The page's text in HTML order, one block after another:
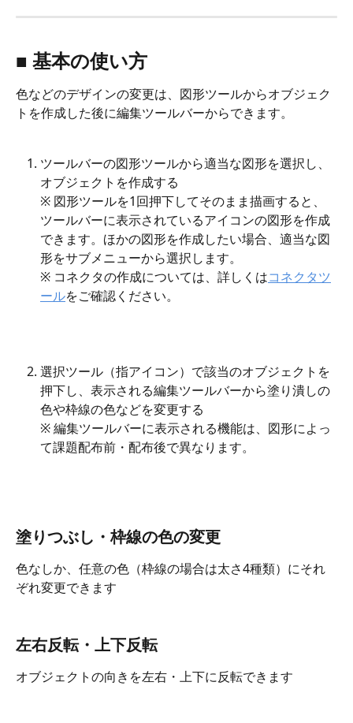
■ 基本の使い方
色などのデザインの変更は、図形ツールからオブジェク
トを作成した後に編集ツールバーからできます。
ツールバーの図形ツールから適当な図形を選択し、
オブジェクトを作成する
※ 図形ツールを1回押下してそのまま描画すると、
ツールバーに表示されているアイコンの図形を作成
できます。ほかの図形を作成したい場合、適当な図
形をサブメニューから選択します。
※ コネクタの作成については、詳しくはコネクタツ
ールをご確認ください。
選択ツール（指アイコン）で該当のオブジェクトを
押下し、表示される編集ツールバーから塗り潰しの
色や枠線の色などを変更する
※ 編集ツールバーに表示される機能は、図形によっ
て課題配布前・配布後で異なります。
塗りつぶし・枠線の色の変更
色なしか、任意の色（枠線の場合は太さ4種類）にそれ
ぞれ変更できます
左右反転・上下反転
オブジェクトの向きを左右・上下に反転できます